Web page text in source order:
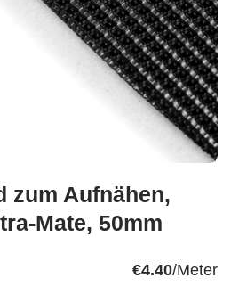
zum Aufnähen,
Mate, 50mm
€4.40/Meter